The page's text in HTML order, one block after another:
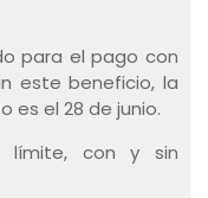
para el pago con
este beneficio, la
es el 28 de junio.
límite, con y sin